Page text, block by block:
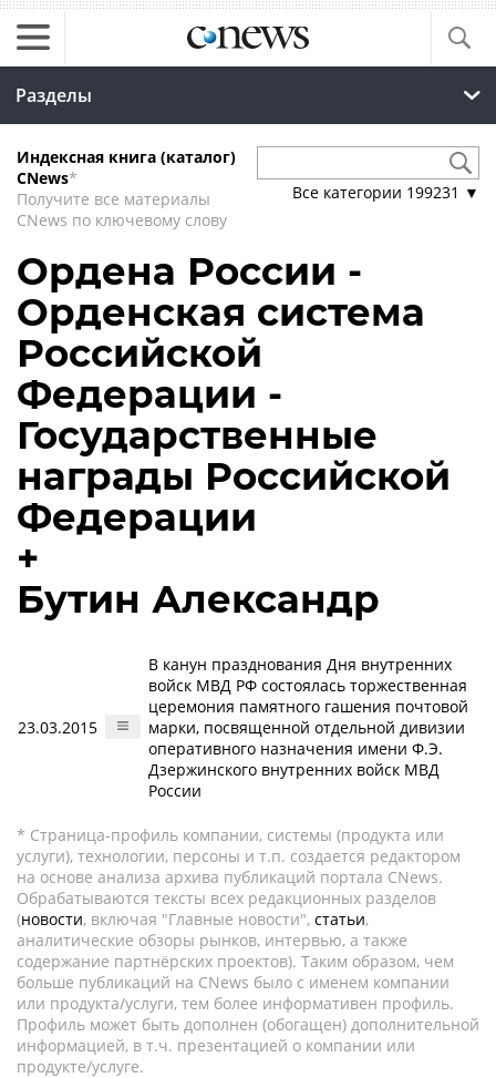
Разделы
Индексная книга (каталог)
CNews*
Получите все материалы
CNews по ключевому слову
Все категории 199231 ▼
Ордена России -
Орденская система
Российской
Федерации -
Государственные
награды Российской
Федерации
+
Бутин Александр
23.03.2015
В канун празднования Дня внутренних
войск МВД РФ состоялась торжественная
церемония памятного гашения почтовой
марки, посвященной отдельной дивизии
оперативного назначения имени Ф.Э.
Дзержинского внутренних войск МВД
России
* Страница-профиль компании, системы (продукта или
услуги), технологии, персоны и т.п. создается редактором
на основе анализа архива публикаций портала CNews.
Обрабатываются тексты всех редакционных разделов
(новости, включая "Главные новости", статьи,
аналитические обзоры рынков, интервью, а также
содержание партнёрских проектов). Таким образом, чем
больше публикаций на CNews было с именем компании
или продукта/услуги, тем более информативен профиль.
Профиль может быть дополнен (обогащен) дополнительной
информацией, в т.ч. презентацией о компании или
продукте/услуге.